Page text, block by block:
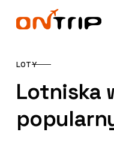
Przejdź do treści
KATEGORIA
LOTY
Lotniska